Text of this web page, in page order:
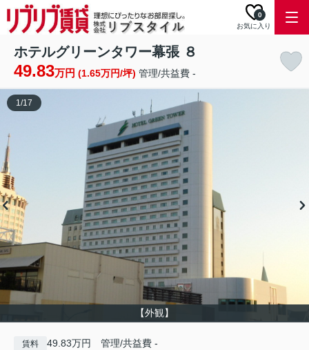
お気に入り
0
ホテルグリーンタワー幕張 ８
49.83万円 (1.65万円/坪) 管理/共益費 -
【外観】
1/17
賃料 49.83万円 管理/共益費 -